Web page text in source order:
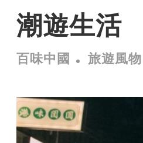
潮遊生活
百味中國 旅遊風物